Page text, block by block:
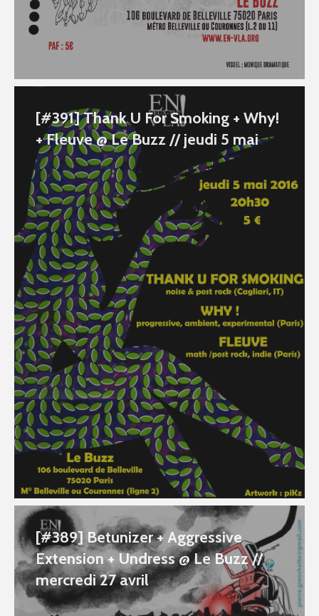
[#391] Thank U For Smoking + Why!
+ Fleuve @ Le Buzz // jeudi 5 mai
[#389] Betunizer + Aggressive
Extension + Undress @ Le Buzz //
mercredi 27 avril